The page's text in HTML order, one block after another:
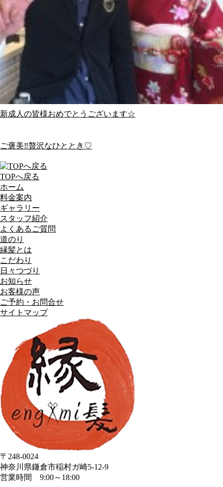
新成人の皆様おめでとうございます☆
ご褒美‼︎贅沢なひととき♡
TOPへ戻る
ホーム
料金案内
ギャラリー
スタッフ紹介
よくあるご質問
道のり
縁髪とは
こだわり
日々つづり
お知らせ
お客様の声
ご予約・お問合せ
サイトマップ
〒248-0024
神奈川県鎌倉市稲村ガ崎5-12-9
営業時間 9:00～18:00